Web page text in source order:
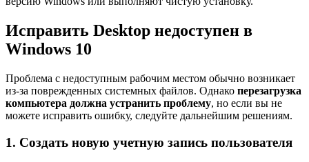
Исправить Desktop недоступен в
Windows 10
Проблема с недоступным рабочим местом обычно возникает
из-за поврежденных системных файлов. Однако перезагрузка
компьютера должна устранить проблему, но если вы не
можете исправить ошибку, следуйте дальнейшим решениям.
1. Создать новую учетную запись пользователя